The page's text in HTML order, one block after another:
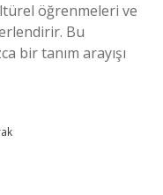
öğrenmeleri ve
Bu
bir tanım arayışı